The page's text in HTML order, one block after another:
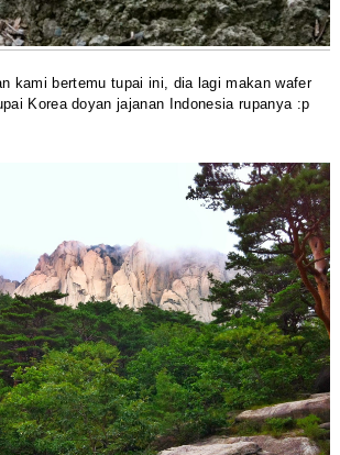
kami bertemu tupai ini, dia lagi makan wafer
Korea doyan jajanan Indonesia rupanya :p